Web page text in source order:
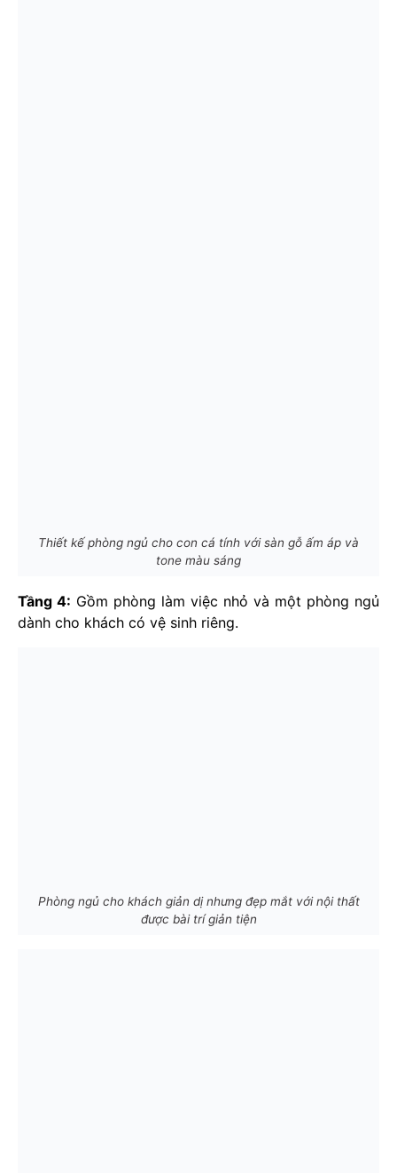
Thiết kế phòng ngủ cho con cá tính với sàn gỗ ấm áp và
tone màu sáng
Tầng 4: Gồm phòng làm việc nhỏ và một phòng ngủ
dành cho khách có vệ sinh riêng.
Phòng ngủ cho khách giản dị nhưng đẹp mắt với nội thất
được bài trí giản tiện